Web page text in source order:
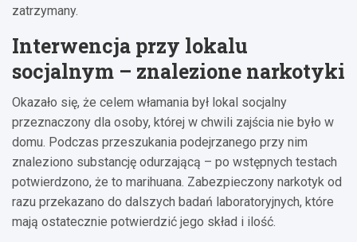
zatrzymany.
Interwencja przy lokalu
socjalnym – znalezione narkotyki
Okazało się, że celem włamania był lokal socjalny
przeznaczony dla osoby, której w chwili zajścia nie było w
domu. Podczas przeszukania podejrzanego przy nim
znaleziono substancję odurzającą – po wstępnych testach
potwierdzono, że to marihuana. Zabezpieczony narkotyk od
razu przekazano do dalszych badań laboratoryjnych, które
mają ostatecznie potwierdzić jego skład i ilość.